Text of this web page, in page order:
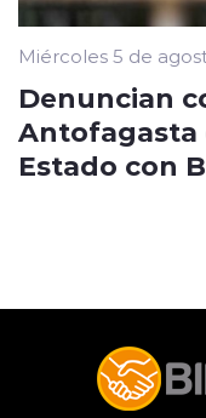
Miércoles 5 de
Denuncian
Antofagasta
Estado con